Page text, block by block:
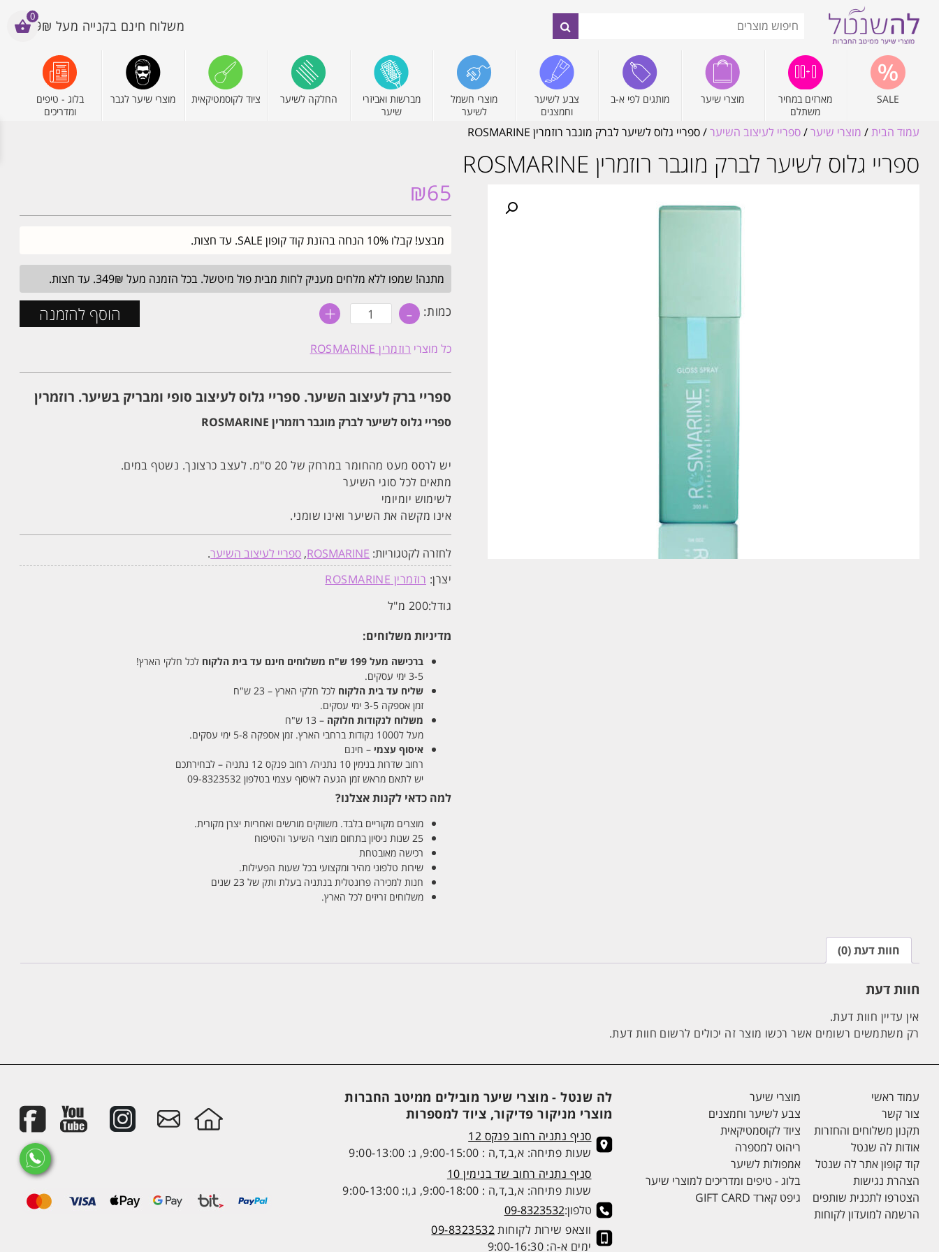
משלוח חינם בקנייה מעל 199₪
SALE
מארזים במחיר
משתלם
מוצרי שיער מותגים לפי א-ב
צבע לשיער
וחמצנים
מוצרי חשמל
לשיער
מברשות ואביזרי
שיער
החלקה לשיער ציוד לקוסמטיקאית מוצרי שיער לגבר
בלוג - טיפים
ומדריכים
עמוד הבית/ מוצרי שיער/ספריי לעיצוב השיער/ ספריי גלוס לשיער לברק מוגבר רוזמרין ROSMARINE
ספריי גלוס לשיער לברק מוגבר רוזמרין ROSMARINE
₪65
מבצע! קבלו 10% הנחה בהזנת קוד קופון SALE. עד חצות.
מתנה! שמפו ללא מלחים מעניק לחות מבית פול מיטשל. בכל הזמנה מעל 349₪. עד חצות.
כמות: - כמות
של
גלוס
לשיער
מוגבר
ROSMARINE
+ הוסף להזמנה
כל מוצרי רוזמרין ROSMARINE
ספריי ברק לעיצוב השיער. ספריי גלוס לעיצוב סופי ומבריק בשיער. רוזמרין
ספריי גלוס לשיער לברק מוגבר רוזמרין ROSMARINE
יש לרסס מעט מהחומר במרחק של 20 ס"מ. לעצב כרצונך. נשטף במים.
מתאים לכל סוגי השיער
לשימוש יומיומי
אינו מקשה את השיער ואינו שומני.
לחזרה לקטגוריות: ROSMARINE
, ספריי לעיצוב השיער.
יצרן: רוזמרין ROSMARINE
גודל:200 מ"ל
מדיניות משלוחים:
ברכישה מעל 199 ש"ח משלוחים חינם עד בית הלקוח לכל חלקי הארץ!
3-5 ימי עסקים.
שליח עד בית הלקוח לכל חלקי הארץ – 23 ש"ח
זמן אספקה 3-5 ימי עסקים.
משלוח לנקודות חלוקה – 13 ש"ח
מעל ל1000 נקודות ברחבי הארץ. זמן אספקה 5-8 ימי עסקים.
איסוף עצמי – חינם
רחוב שדרות בנימין 10 נתניה/ רחוב פנקס 12 נתניה – לבחירתכם
יש לתאם מראש זמן הגעה לאיסוף עצמי בטלפון 09-8323532
למה כדאי לקנות אצלנו?
מוצרים מקוריים בלבד. משווקים מורשים ואחריות יצרן מקורית.
25 שנות ניסיון בתחום מוצרי השיער והטיפוח
רכישה מאובטחת
שירות טלפוני מהיר ומקצועי בכל שעות הפעילות.
חנות למכירה פרונטלית בנתניה בעלת ותק של 23 שנים
משלוחים זריזים לכל הארץ.
חוות דעת (0)
חוות דעת
אין עדיין חוות דעת.
רק משתמשים רשומים אשר רכשו מוצר זה יכולים לרשום חוות דעת.
עמוד ראשי
צור קשר
תקנון משלוחים והחזרות
אודות לה שנטל
קוד קופון אתר לה שנטל
הצהרת נגישות
הצטרפו לתכנית שותפים
הרשמה למועדון לקוחות
מוצרי שיער
צבע לשיער וחמצנים
ציוד לקוסמטיקאית
ריהוט למספרה
אמפולות לשיער
בלוג - טיפים ומדריכים למוצרי שיער
גיפט קארד GIFT CARD
לה שנטל - מוצרי שיער מובילים ממיטב החברות
מוצרי מניקור פדיקור, ציוד למספרות
סניף נתניה רחוב פנקס 12
שעות פתיחה: א,ב,ד,ה : 9:00-15:00, ג: 9:00-13:00
סניף נתניה רחוב שד בנימין 10
שעות פתיחה: א,ב,ד,ה : 9:00-18:00, ג,ו: 9:00-13:00
טלפון:09-8323532
ווצאפ שירות לקוחות09-8323532
ימים א-ה: 9:00-16:30
0